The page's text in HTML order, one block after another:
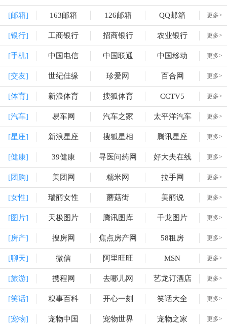
[邮箱] 163邮箱 126邮箱 QQ邮箱 更多>
[银行] 工商银行 招商银行 农业银行 更多>
[手机] 中国电信 中国联通 中国移动 更多>
[交友] 世纪佳缘 珍爱网 百合网 更多>
[体育] 新浪体育 搜狐体育 CCTV5 更多>
[汽车] 易车网 汽车之家 太平洋汽车 更多>
[星座] 新浪星座 搜狐星相 腾讯星座 更多>
[健康] 39健康 寻医问药网 好大夫在线 更多>
[团购] 美团网 糯米网 拉手网 更多>
[女性] 瑞丽女性 蘑菇街 美丽说 更多>
[图片] 天极图片 腾讯图库 千龙图片 更多>
[房产] 搜房网 焦点房产网 58租房 更多>
[聊天] 微信 阿里旺旺 MSN 更多>
[旅游] 携程网 去哪儿网 艺龙订酒店 更多>
[笑话] 糗事百科 开心一刻 笑话大全 更多>
[宠物] 宠物中国 宠物世界 宠物之家 更多>